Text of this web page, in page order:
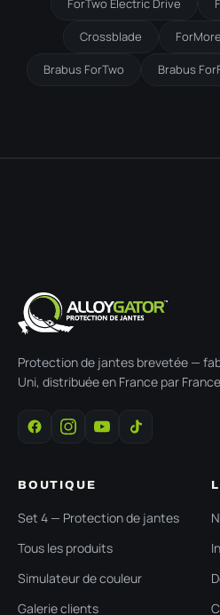
ForTwo Electric Drive
Crossblade ForMore
Brabus ForTwo Brabus
Protection de jantes brevetée —
Uni, distribuée en France par
BOUTIQUE
Set 4 — Protection de jantes
Tous les produits
Simulateur de couleur
Galerie clients